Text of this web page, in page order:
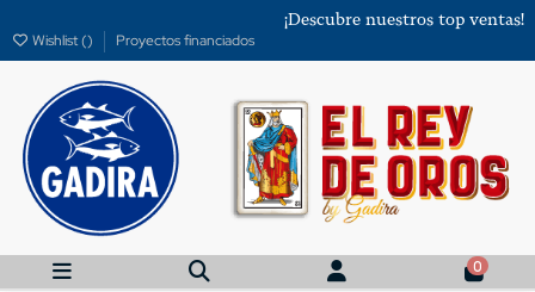
¡Descubre nuestros top ventas!
Wishlist () Proyectos financiados
0